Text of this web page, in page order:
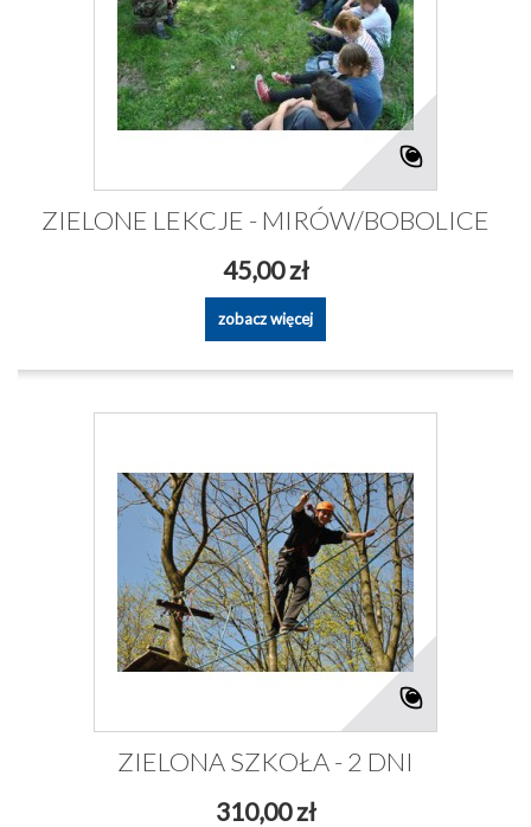
ZIELONE LEKCJE - MIRÓW/BOBOLICE
45,00 zł
zobacz więcej
ZIELONA SZKOŁA - 2 DNI
310,00 zł